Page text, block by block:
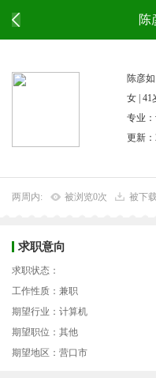
陈
陈彦如
女 | 41
专业
更新：
两周内: 被浏览0次 被下
求职意向
求职状态：
工作性质：兼职
期望行业：计算机
期望职位：其他
期望地区：营口市